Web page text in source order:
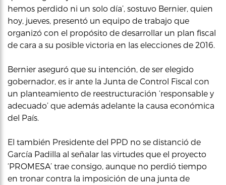
hemos perdido ni un solo día’, sostuvo Bernier, quien
hoy, jueves, presentó un equipo de trabajo que
organizó con el propósito de desarrollar un plan fiscal
de cara a su posible victoria en las elecciones de 2016.
Bernier aseguró que su intención, de ser elegido
gobernador, es ir ante la Junta de Control Fiscal con
un planteamiento de reestructuración ‘responsable y
adecuado’ que además adelante la causa económica
del País.
El también Presidente del PPD no se distanció de
García Padilla al señalar las virtudes que el proyecto
‘PROMESA’ trae consigo, aunque no perdió tiempo
en tronar contra la imposición de una junta de